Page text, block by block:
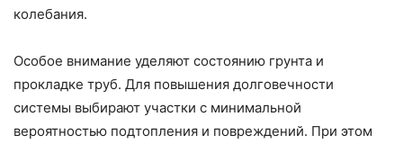
колебания.
Особое внимание уделяют состоянию грунта и
прокладке труб. Для повышения долговечности
системы выбирают участки с минимальной
вероятностью подтопления и повреждений. При этом